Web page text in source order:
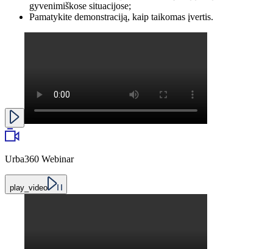
gyvenimiškose situacijose;
Pamatykite demonstraciją, kaip taikomas įvertis.
Urba360 Webinar
play_video